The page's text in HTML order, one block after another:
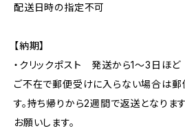
配送日時の指定不可
【納期】
・クリックポスト 発送から1〜3日ほど
ご不在で郵便受けに入らない場合は郵
す。持ち帰りから2週間で返送となりま
お願いします。